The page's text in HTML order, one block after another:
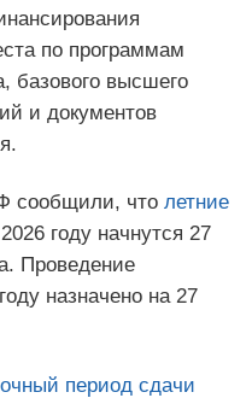
по программам
базового высшего
и документов
сообщили, что летние
году начнутся 27
Проведение
назначено на 27
период сдачи